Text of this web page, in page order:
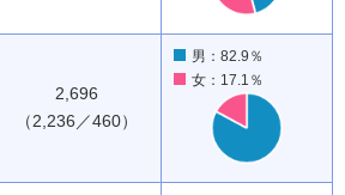
2,696
（2,236／460）
男：82.9％
女：17.1％